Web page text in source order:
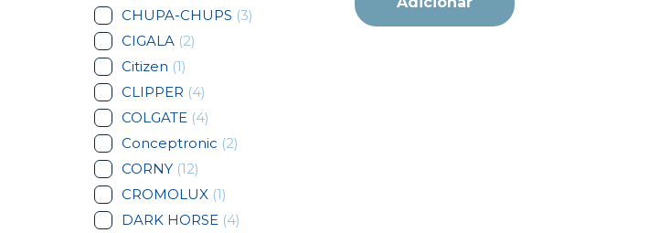
CHUPA-CHUPS (3)
CIGALA (2)
Citizen (1)
CLIPPER (4)
COLGATE (4)
Conceptronic (2)
CORNY (12)
CROMOLUX (1)
DARK HORSE (4)